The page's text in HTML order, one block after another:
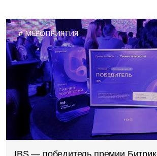
МЕРОПРИЯТИЯ
IBS — победитель премии